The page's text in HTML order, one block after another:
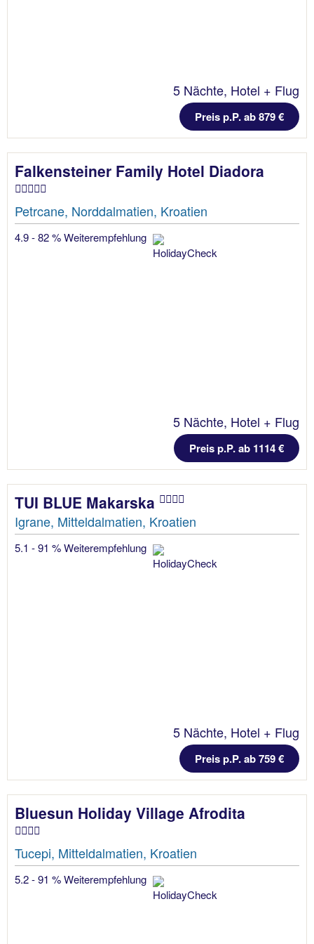
5 Nächte, Hotel + Flug
Preis p.P. ab 879 €
Falkensteiner Family Hotel Diadora
Petrcane, Norddalmatien, Kroatien
4.9 - 82 % Weiterempfehlung
5 Nächte, Hotel + Flug
Preis p.P. ab 1114 €
TUI BLUE Makarska
Igrane, Mitteldalmatien, Kroatien
5.1 - 91 % Weiterempfehlung
5 Nächte, Hotel + Flug
Preis p.P. ab 759 €
Bluesun Holiday Village Afrodita
Tucepi, Mitteldalmatien, Kroatien
5.2 - 91 % Weiterempfehlung